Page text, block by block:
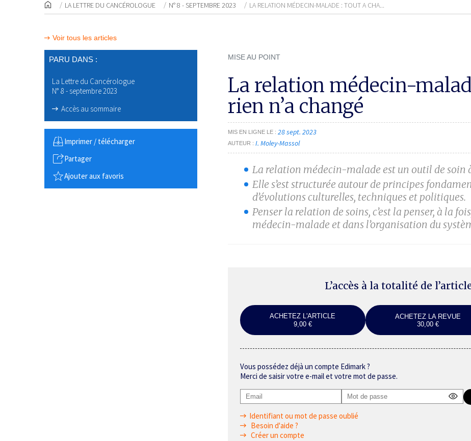
LA LETTRE DU CANCÉROLOGUE N° 8 - SEPTEMBRE 2023 LA RELATION MÉDECIN-MALADE : TOUT A CHA...
Voir tous les articles
PARU DANS :
La Lettre du Cancérologue
N° 8 - septembre 2023
Accès au sommaire
Imprimer / télécharger
Partager
Ajouter aux favoris
MISE AU POINT
La relation médecin-
rien n’a changé
MIS EN LIGNE LE 28 sept. 2023
AUTEUR I. Moley-Massol
La relation médecin-malade est un outil de soin
Elle s’est structurée autour de principes
d’évolutions culturelles, techniques et politiques.
Penser la relation de soins, c’est la penser, à la
médecin-malade et dans l’organisation du
L’accès à la totalité de
ACHETEZ L'ARTICLE
9,00 €
ACHETEZ LA REVUE
30,00 €
Vous possédez déjà un compte Edimark ?
Merci de saisir votre e-mail et votre mot de passe.
Identifiant ou mot de passe oublié
Besoin d'aide ?
Créer un compte